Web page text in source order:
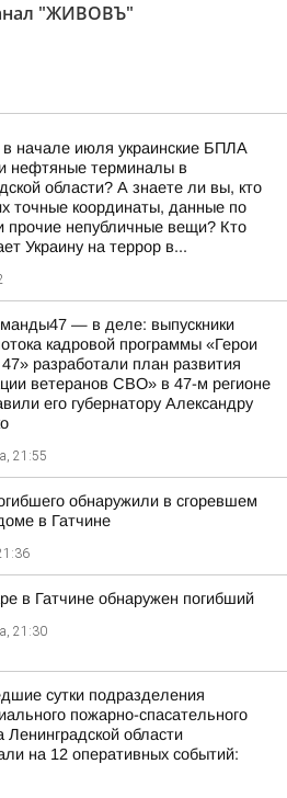
"ЖИВОВЪ"
начале июля украинские БПЛА
нефтяные терминалы в
области? А знаете ли вы, кто
точные координаты, данные по
прочие непубличные вещи? Кто
Украину на террор в...
— в деле: выпускники
кадровой программы «Герои
разработали план развития
ветеранов СВО» в 47-м регионе
его губернатору Александру
21:55
обнаружили в сгоревшем
в Гатчине
в Гатчине обнаружен погибший
21:30
сутки подразделения
пожарно-спасательного
Ленинградской области
на 12 оперативных событий: